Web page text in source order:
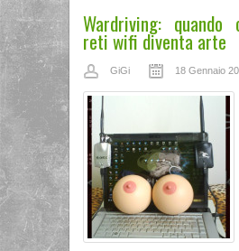
Wardriving:
reti wifi diventa arte
GiGi 18 Gennaio